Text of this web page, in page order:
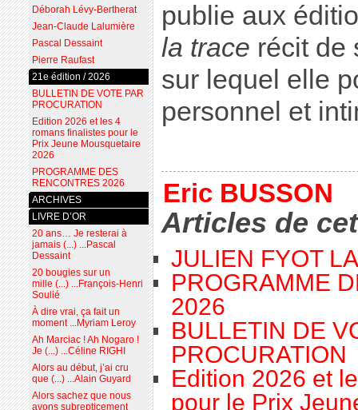
publie aux
la trace récit de
sur lequel elle
personnel et
Eric BUSSON
Articles de
JULIEN FYOT
PROGRAMME
2026
BULLETIN DE
PROCURATION
Edition 2026 et
pour le Prix
Déborah Lévy-Bertherat
Jean-Claude Lalumière
Pascal Dessaint
Pierre Raufast
21e édition / 2026
BULLETIN DE VOTE PAR
PROCURATION
Edition 2026 et les 4
romans finalistes pour le
Prix Jeune Mousquetaire
2026
PROGRAMME DES
RENCONTRES 2026
ARCHIVES
LIVRE D’OR
20 ans… Je resterai à
jamais (...) ...Pascal
Dessaint
20 bougies sur un
mille (...) ...François-Henri
Soulié
À dire vrai, ça fait un
moment ...Myriam Leroy
Ah Marciac ! Ah Nogaro !
Je (...) ...Céline RIGHI
Alors au début, j’ai cru
que (...) ...Alain Guyard
Alors sachez que nous
avons subrepticement